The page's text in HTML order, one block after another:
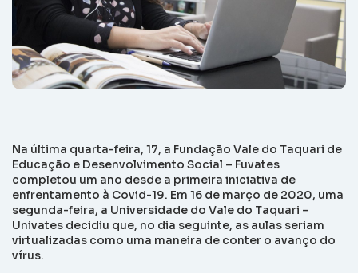
Na última quarta-feira, 17, a Fundação Vale do Taquari de
Educação e Desenvolvimento Social – Fuvates
completou um ano desde a primeira iniciativa de
enfrentamento à Covid-19. Em 16 de março de 2020, uma
segunda-feira, a Universidade do Vale do Taquari –
Univates decidiu que, no dia seguinte, as aulas seriam
virtualizadas como uma maneira de conter o avanço do
vírus.